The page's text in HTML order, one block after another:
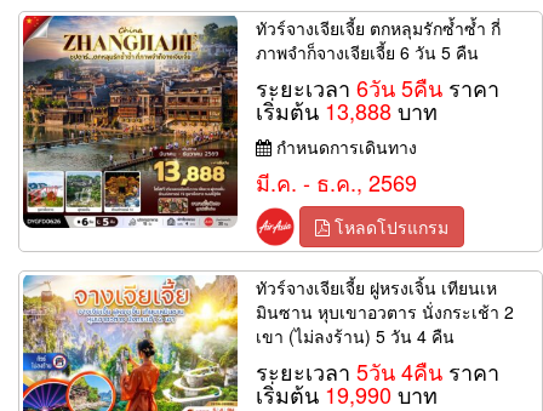
ทัวร์จางเจียเจี้ย ตกหลุมรักซ้ำซ้ำ กี่
ภาพจำก็จางเจียเจี้ย 6 วัน 5 คืน
ระยะเวลา6วัน 5คืน ราคา
เริ่มต้น 13,888บาท
กำหนดการเดินทาง
มี.ค. - ธ.ค., 2569
โหลดโปรแกรม
ทัวร์จางเจียเจี้ย ฝูหรงเจิ้น เทียนเห
มินซาน หุบเขาอวตาร นั่งกระเช้า 2
เขา (ไม่ลงร้าน) 5 วัน 4 คืน
ระยะเวลา5วัน 4คืน ราคา
เริ่มต้น 19,990บาท